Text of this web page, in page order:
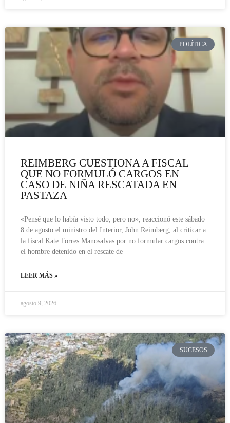
POLÍTICA
REIMBERG CUESTIONA A FISCAL
QUE NO FORMULÓ CARGOS EN
CASO DE NIÑA RESCATADA EN
PASTAZA
«Pensé que lo había visto todo, pero no», reaccionó este sábado
8 de agosto el ministro del Interior, John Reimberg, al criticar a
la fiscal Kate Torres Manosalvas por no formular cargos contra
el hombre detenido en el rescate de
LEER MÁS »
agosto 9, 2026
SUCESOS